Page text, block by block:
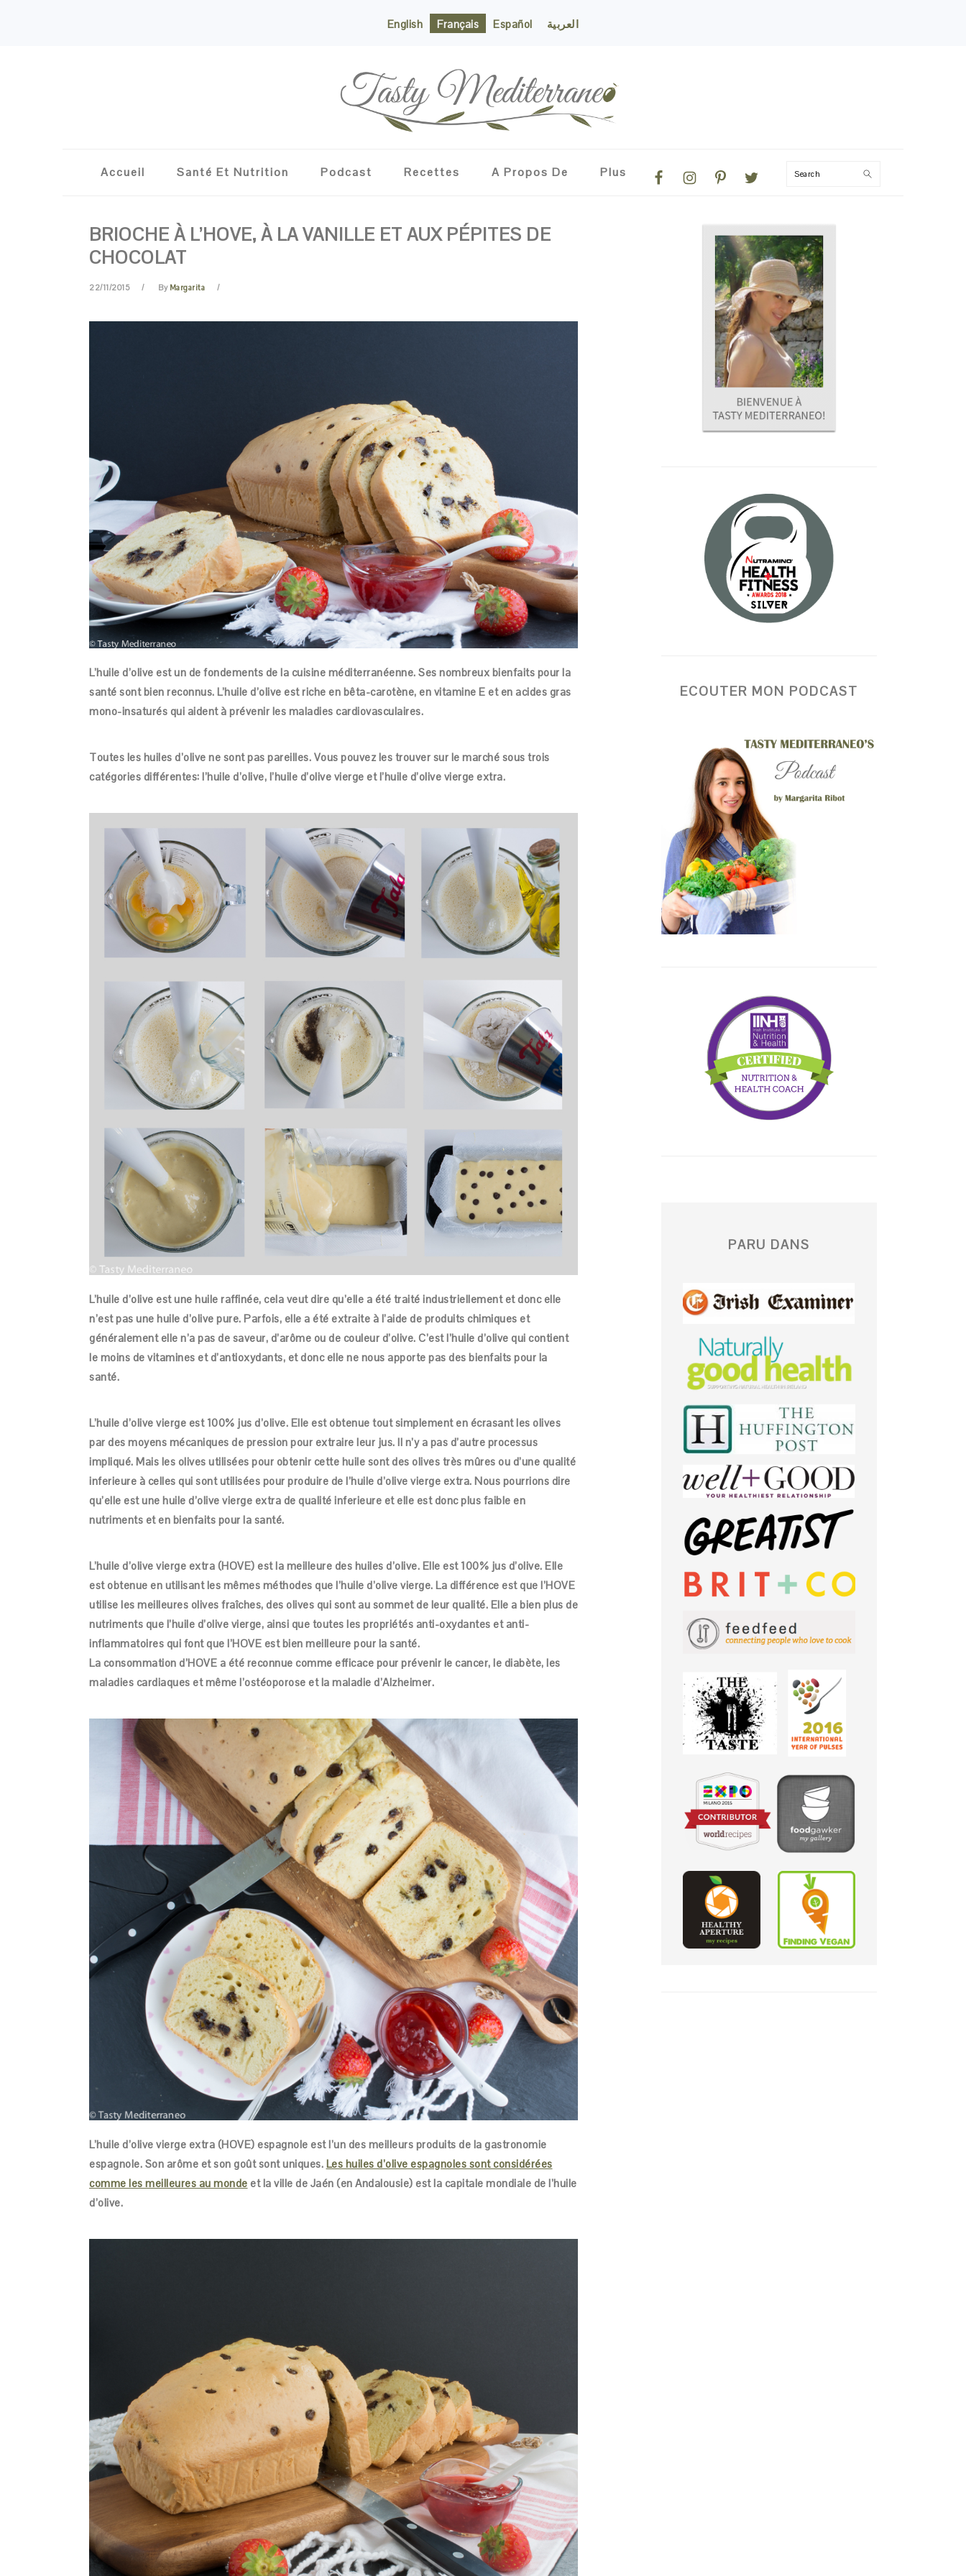
English Français Español العربية
Accueil Santé Et Nutrition Podcast Recettes A Propos De Plus
NAVIGATION
MENU:
Search
BRIOCHE À L’HOVE, À LA VANILLE ET AUX PÉPITES DE
CHOCOLAT
22/11/2015 By Margarita
L’huile d’olive est un de fondements de la cuisine méditerranéenne. Ses nombreux bienfaits pour la
santé sont bien reconnus. L’huile d’olive est riche en bêta-carotène, en vitamine E et en acides gras
mono-insaturés qui aident à prévenir les maladies cardiovasculaires.
Toutes les huiles d’olive ne sont pas pareilles. Vous pouvez les trouver sur le marché sous trois
catégories différentes: l’huile d’olive, l’huile d’olive vierge et l’huile d’olive vierge extra.
L’huile d’olive est une huile raffinée, cela veut dire qu’elle a été traité industriellement et donc elle
n’est pas une huile d’olive pure. Parfois, elle a été extraite à l’aide de produits chimiques et
généralement elle n’a pas de saveur, d’arôme ou de couleur d’olive. C’est l’huile d’olive qui contient
le moins de vitamines et d’antioxydants, et donc elle ne nous apporte pas des bienfaits pour la
santé.
L’huile d’olive vierge est 100% jus d’olive. Elle est obtenue tout simplement en écrasant les olives
par des moyens mécaniques de pression pour extraire leur jus. Il n’y a pas d’autre processus
impliqué. Mais les olives utilisées pour obtenir cette huile sont des olives très mûres ou d’une qualité
inferieure à celles qui sont utilisées pour produire de l’huile d’olive vierge extra. Nous pourrions dire
qu’elle est une huile d’olive vierge extra de qualité inferieure et elle est donc plus faible en
nutriments et en bienfaits pour la santé.
L’huile d’olive vierge extra (HOVE) est la meilleure des huiles d’olive. Elle est 100% jus d’olive. Elle
est obtenue en utilisant les mêmes méthodes que l’huile d’olive vierge. La différence est que l’HOVE
utilise les meilleures olives fraîches, des olives qui sont au sommet de leur qualité. Elle a bien plus de
nutriments que l’huile d’olive vierge, ainsi que toutes les propriétés anti-oxydantes et anti-
inflammatoires qui font que l’HOVE est bien meilleure pour la santé.
La consommation d’HOVE a été reconnue comme efficace pour prévenir le cancer, le diabète, les
maladies cardiaques et même l’ostéoporose et la maladie d’Alzheimer.
L’huile d’olive vierge extra (HOVE) espagnole est l’un des meilleurs produits de la gastronomie
espagnole. Son arôme et son goût sont uniques. Les huiles d’olive espagnoles sont considérées
comme les meilleures au monde et la ville de Jaén (en Andalousie) est la capitale mondiale de l’huile
d’olive.
PRIMARY
SIDEBAR
ECOUTER MON PODCAST
PARU DANS